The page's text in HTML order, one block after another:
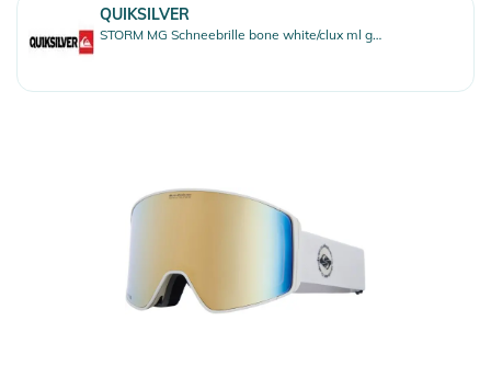
QUIKSILVER
STORM MG Schneebrille bone white/clux ml gold